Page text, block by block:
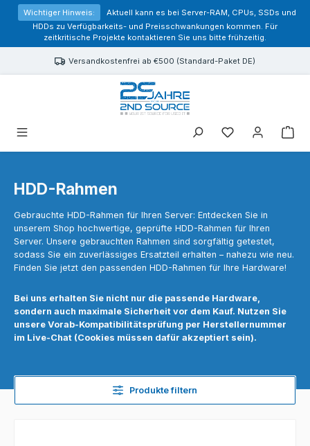
springen
Wichtiger Hinweis:
Aktuell kann es bei Server-RAM, CPUs, SSDs und
HDDs zu Verfügbarkeits- und Preisschwankungen kommen. Für
zeitkritische Projekte kontaktieren Sie uns bitte frühzeitig.
Versandkostenfrei ab €500 (Standard-Paket DE)
Sie haben 0
HDD-Rahmen
Gebrauchte HDD-Rahmen für Ihren Server: Entdecken Sie in
unserem Shop hochwertige, geprüfte HDD-Rahmen für Ihren
Server. Unsere gebrauchten Rahmen sind sorgfältig getestet,
sodass Sie ein zuverlässiges Ersatzteil erhalten – nahezu wie neu.
Finden Sie jetzt den passenden HDD-Rahmen für Ihre Hardware!
Bei uns erhalten Sie nicht nur die passende Hardware,
sondern auch maximale Sicherheit vor dem Kauf. Nutzen Sie
unsere Vorab-Kompatibilitätsprüfung per Herstellernummer
im Live-Chat (Cookies müssen dafür akzeptiert sein).
Produkte filtern